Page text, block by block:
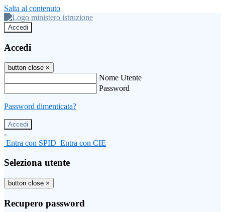
Salta al contenuto
Accedi
Accedi
button close ×
Nome Utente
Password
Password dimenticata?
-
Entra con SPID Entra con CIE
Seleziona utente
button close ×
Recupero password